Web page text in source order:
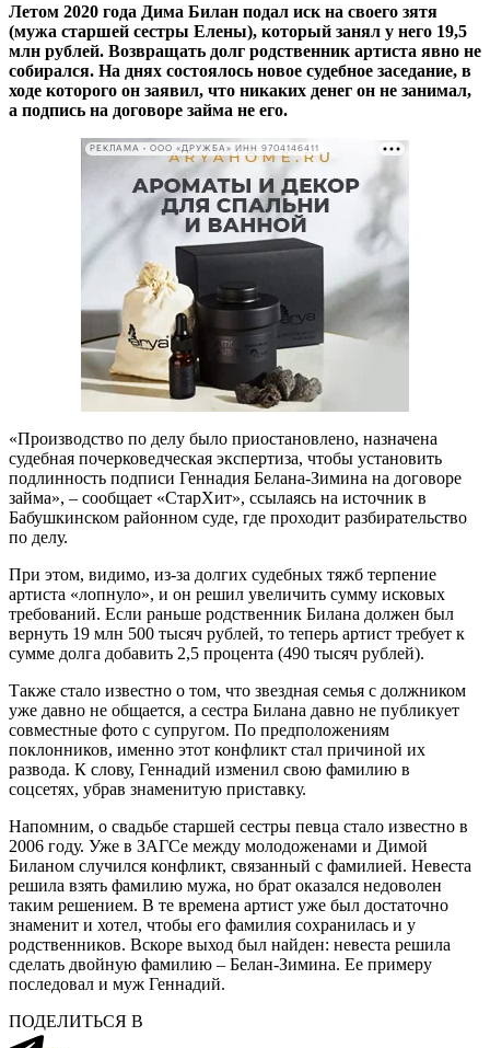
Летом 2020 года Дима Билан подал иск на своего зятя
(мужа старшей сестры Елены), который занял у него 19,5
млн рублей. Возвращать долг родственник артиста явно не
собирался. На днях состоялось новое судебное заседание, в
ходе которого он заявил, что никаких денег он не занимал,
а подпись на договоре займа не его.
РЕКЛАМА • ООО «ДРУЖБА» ИНН 9704146411
«Производство по делу было приостановлено, назначена
судебная почерковедческая экспертиза, чтобы установить
подлинность подписи Геннадия Белана-Зимина на договоре
займа», – сообщает «СтарХит», ссылаясь на источник в
Бабушкинском районном суде, где проходит разбирательство
по делу.
При этом, видимо, из-за долгих судебных тяжб терпение
артиста «лопнуло», и он решил увеличить сумму исковых
требований. Если раньше родственник Билана должен был
вернуть 19 млн 500 тысяч рублей, то теперь артист требует к
сумме долга добавить 2,5 процента (490 тысяч рублей).
Также стало известно о том, что звездная семья с должником
уже давно не общается, а сестра Билана давно не публикует
совместные фото с супругом. По предположениям
поклонников, именно этот конфликт стал причиной их
развода. К слову, Геннадий изменил свою фамилию в
соцсетях, убрав знаменитую приставку.
Напомним, о свадьбе старшей сестры певца стало известно в
2006 году. Уже в ЗАГСе между молодоженами и Димой
Биланом случился конфликт, связанный с фамилией. Невеста
решила взять фамилию мужа, но брат оказался недоволен
таким решением. В те времена артист уже был достаточно
знаменит и хотел, чтобы его фамилия сохранилась и у
родственников. Вскоре выход был найден: невеста решила
сделать двойную фамилию – Белан-Зимина. Ее примеру
последовал и муж Геннадий.
ПОДЕЛИТЬСЯ В